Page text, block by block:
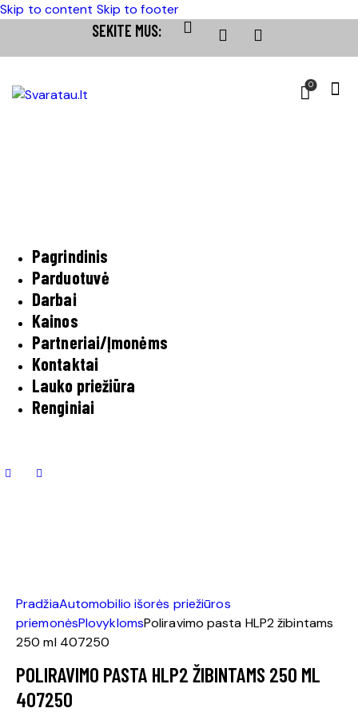
Skip to content Skip to footer
SEKITE MUS:
0
Pagrindinis
Parduotuvė
Darbai
Kainos
Partneriai/Įmonėms
Kontaktai
Lauko priežiūra
Renginiai
PradžiaAutomobilio išorės priežiūros
priemonėsPlovyklomsPoliravimo pasta HLP2 žibintams
250 ml 407250
POLIRAVIMO PASTA HLP2 ŽIBINTAMS 250 ML
407250